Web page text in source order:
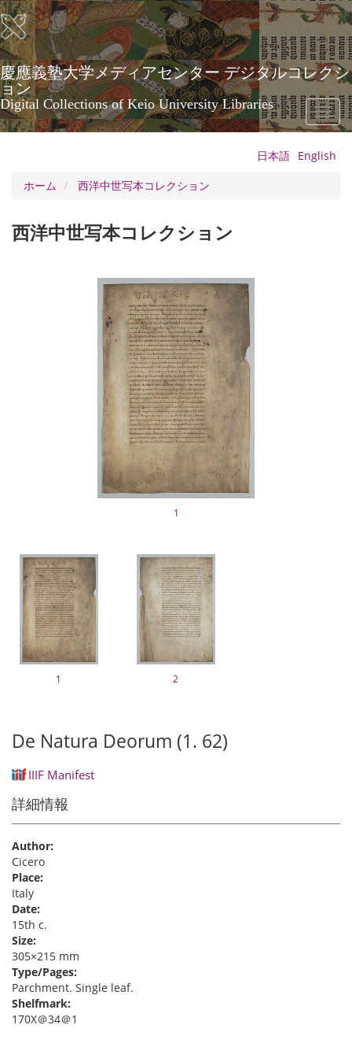
メ
イ
ン
コ
ン
テ
ン
ツ
に
慶應義塾大学メディアセンター デジタルコレクシ
ョン
Digital Collections of Keio University Libraries
Toggle
日本語 English
ホーム
西洋中世写本コレクション
西洋中世写本コレクション
1
1 2
De Natura Deorum (1. 62)
IIIF Manifest
詳細情報
Author:
Cicero
Place:
Italy
Date:
15th c.
Size:
305×215 mm
Type/Pages:
Parchment. Single leaf.
Shelfmark:
170X＠34＠1